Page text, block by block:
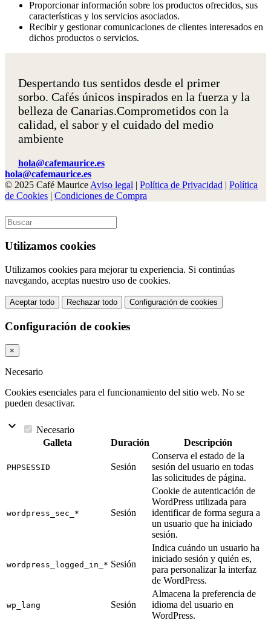
Proporcionar información sobre los productos ofrecidos, sus
características y los servicios asociados.
Recibir y gestionar comunicaciones de clientes interesados en
dichos productos o servicios.
Despertando tus sentidos desde el primer
sorbo. Cafés únicos inspirados en la fuerza y la
belleza de Canarias.Comprometidos con la
calidad, el sabor y el cuidado del medio
ambiente
hola@cafemaurice.es
hola@cafemaurice.es
© 2025 Café Maurice Aviso legal | Política de Privacidad | Política
de Cookies | Condiciones de Compra
Utilizamos cookies
Utilizamos cookies para mejorar tu experiencia. Si continúas
navegando, aceptas nuestro uso de cookies.
Aceptar todo Rechazar todo Configuración de cookies
Configuración de cookies
×
Necesario
Cookies esenciales para el funcionamiento del sitio web. No se
pueden desactivar.
keyboard_arrow_down
Necesario
Galleta
Duración Descripción
PHPSESSID Sesión
Conserva el estado de la
sesión del usuario en todas
las solicitudes de página.
wordpress_sec_* Sesión
Cookie de autenticación de
WordPress utilizada para
identificar de forma segura a
un usuario que ha iniciado
sesión.
wordpress_logged_in_* Sesión
Indica cuándo un usuario ha
iniciado sesión y quién es,
para personalizar la interfaz
de WordPress.
wp_lang Sesión
Almacena la preferencia de
idioma del usuario en
WordPress.